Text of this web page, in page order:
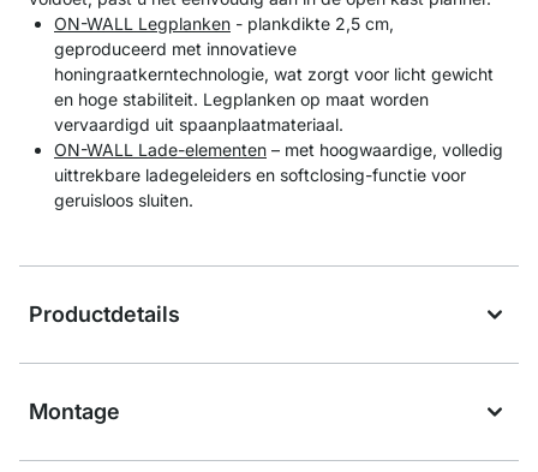
ON-WALL Legplanken - plankdikte 2,5 cm,
geproduceerd met innovatieve
honingraatkerntechnologie, wat zorgt voor licht gewicht
en hoge stabiliteit. Legplanken op maat worden
vervaardigd uit spaanplaatmateriaal.
ON-WALL Lade-elementen – met hoogwaardige, volledig
uittrekbare ladegeleiders en softclosing-functie voor
geruisloos sluiten.
Productdetails
Montage